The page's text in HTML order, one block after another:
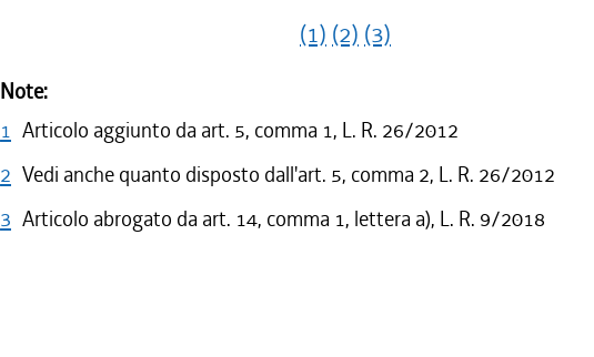
(1) (2) (3)
Note:
1 Articolo aggiunto da art. 5, comma 1, L. R. 26/2012
2 Vedi anche quanto disposto dall'art. 5, comma 2, L. R. 26/2012
3 Articolo abrogato da art. 14, comma 1, lettera a), L. R. 9/2018